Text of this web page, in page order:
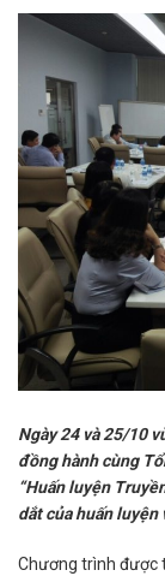
Ngày 24 và 25/10
đồng hành cùng
“Huấn luyện
dắt của huấn luyện
Chương trình được